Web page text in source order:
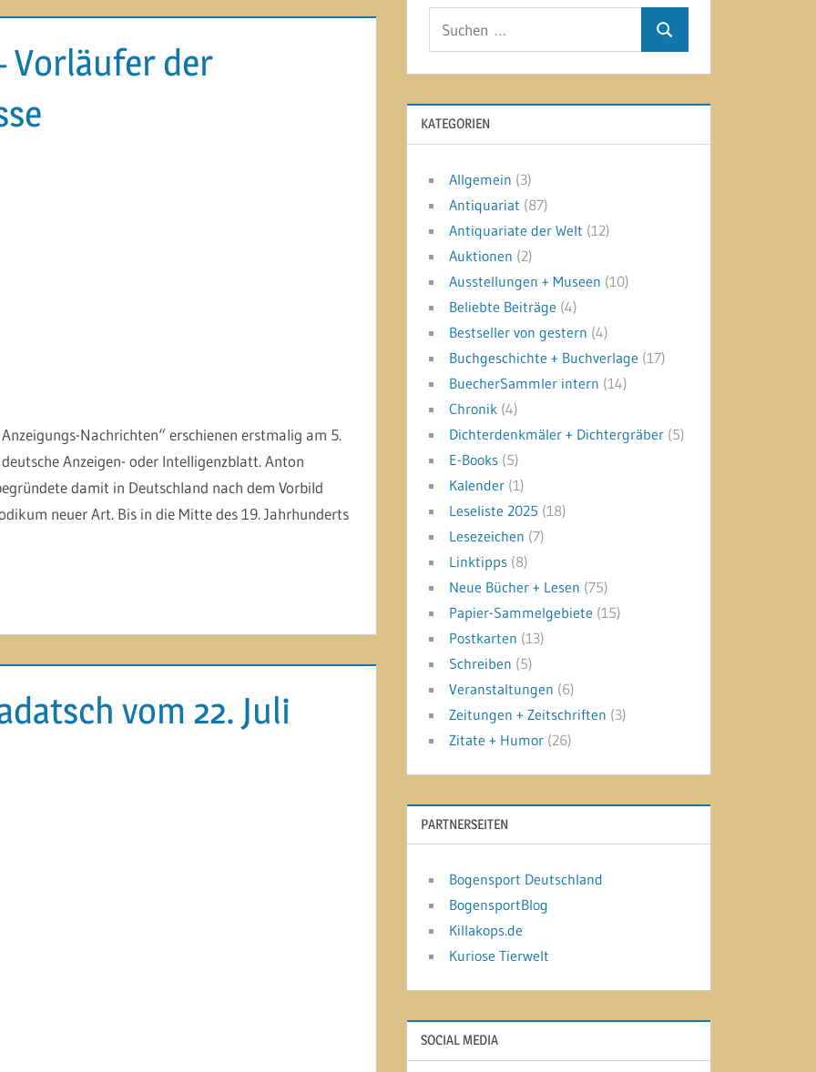
Vorläufer der
Nachrichten“ erschienen erstmalig am 5.
Anzeigen- oder Intelligenzblatt. Anton
damit in Deutschland nach dem Vorbild
neuer Art. Bis in die Mitte des 19. Jahrhunderts
vom 22. Juli
Suchen
KATEGORIEN
Allgemein (3)
Antiquariat (87)
Antiquariate der Welt (12)
Auktionen (2)
Ausstellungen + Museen (10)
Beliebte Beiträge (4)
Bestseller von gestern (4)
Buchgeschichte + Buchverlage (17)
BuecherSammler intern (14)
Chronik (4)
Dichterdenkmäler + Dichtergräber (5)
E-Books (5)
Kalender (1)
Leseliste 2025 (18)
Lesezeichen (7)
Linktipps (8)
Neue Bücher + Lesen (75)
Papier-Sammelgebiete (15)
Postkarten (13)
Schreiben (5)
Veranstaltungen (6)
Zeitungen + Zeitschriften (3)
Zitate + Humor (26)
PARTNERSEITEN
Bogensport Deutschland
BogensportBlog
Killakops.de
Kuriose Tierwelt
SOCIAL MEDIA